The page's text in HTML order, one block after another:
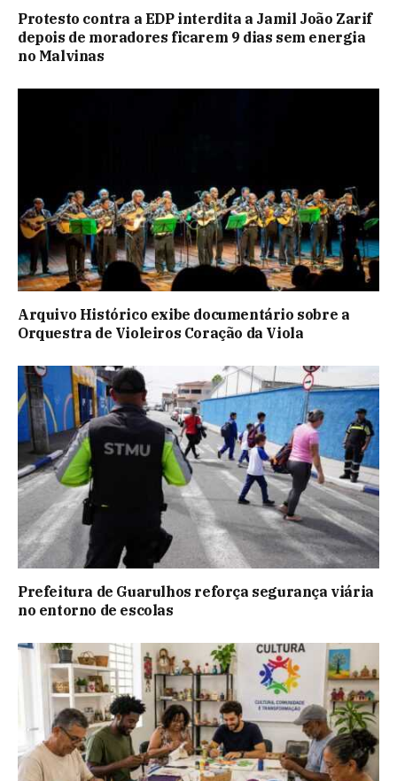
Protesto contra a EDP interdita a Jamil João Zarif
depois de moradores ficarem 9 dias sem energia
no Malvinas
Arquivo Histórico exibe documentário sobre a
Orquestra de Violeiros Coração da Viola
Prefeitura de Guarulhos reforça segurança viária
no entorno de escolas